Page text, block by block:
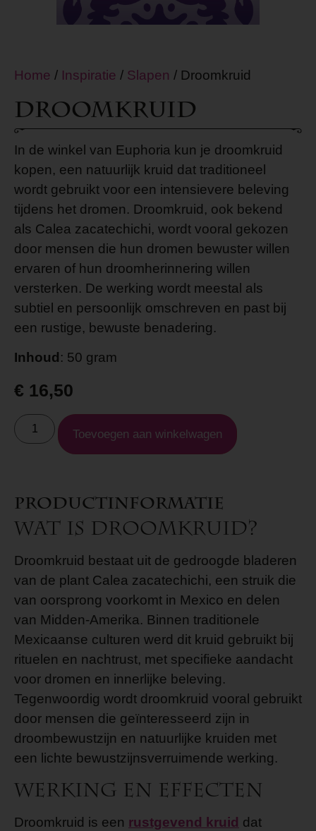
Home / Inspiratie / Slapen / Droomkruid
Droomkruid
In de winkel van Euphoria kun je droomkruid
kopen, een natuurlijk kruid dat traditioneel
wordt gebruikt voor een intensievere beleving
tijdens het dromen. Droomkruid, ook bekend
als Calea zacatechichi, wordt vooral gekozen
door mensen die hun dromen bewuster willen
ervaren of hun droomherinnering willen
versterken. De werking wordt meestal als
subtiel en persoonlijk omschreven en past bij
een rustige, bewuste benadering.
Inhoud : 50 gram
€ 16,50
Toevoegen aan winkelwagen
Productinformatie
Wat is droomkruid?
Droomkruid bestaat uit de gedroogde bladeren
van de plant Calea zacatechichi, een struik die
van oorsprong voorkomt in Mexico en delen
van Midden-Amerika. Binnen traditionele
Mexicaanse culturen werd dit kruid gebruikt bij
rituelen en nachtrust, met specifieke aandacht
voor dromen en innerlijke beleving.
Tegenwoordig wordt droomkruid vooral gebruikt
door mensen die geïnteresseerd zijn in
droombewustzijn en natuurlijke kruiden met
een lichte bewustzijnsverruimende werking.
Werking en effecten
Droomkruid is een rustgevend kruid dat